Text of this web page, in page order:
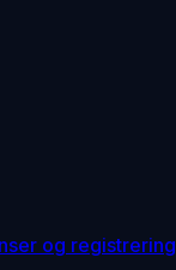
og registrering